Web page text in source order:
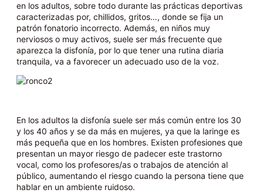
en los adultos, sobre todo durante las prácticas deportivas
caracterizadas por, chillidos, gritos…, donde se fija un
patrón fonatorio incorrecto. Además, en niños muy
nerviosos o muy activos, suele ser más frecuente que
aparezca la disfonía, por lo que tener una rutina diaria
tranquila, va a favorecer un adecuado uso de la voz.
En los adultos la disfonía suele ser más común entre los 30
y los 40 años y se da más en mujeres, ya que la laringe es
más pequeña que en los hombres. Existen profesiones que
presentan un mayor riesgo de padecer este trastorno
vocal, como los profesores/as o trabajos de atención al
público, aumentando el riesgo cuando la persona tiene que
hablar en un ambiente ruidoso.